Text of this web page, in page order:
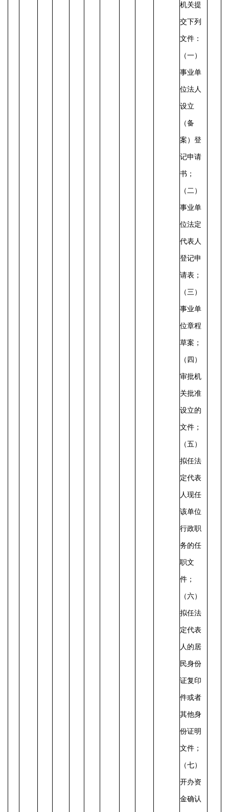
机关提
交下列
文件：
（一）
事业单
位法人
设立
（备
案）登
记申请
书；
（二）
事业单
位法定
代表人
登记申
请表；
（三）
事业单
位章程
草案；
（四）
审批机
关批准
设立的
文件；
（五）
拟任法
定代表
人现任
该单位
行政职
务的任
职文
件；
（六）
拟任法
定代表
人的居
民身份
证复印
件或者
其他身
份证明
文件；
（七）
开办资
金确认